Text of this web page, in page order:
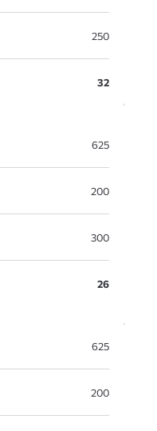
250
32
625
200
300
26
625
200